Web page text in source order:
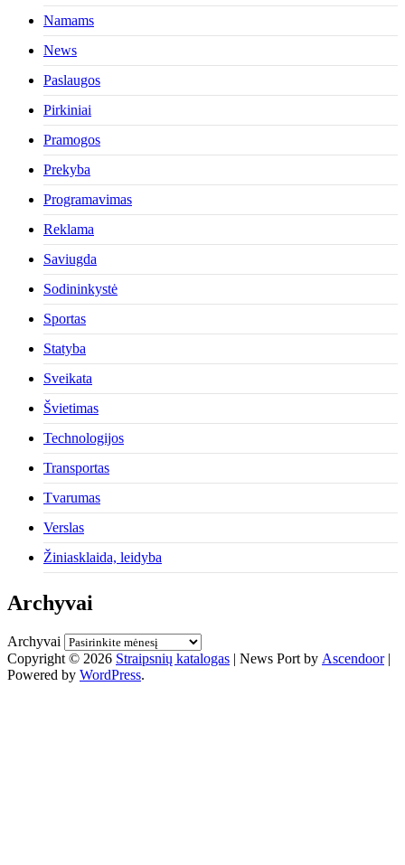
Namams
News
Paslaugos
Pirkiniai
Pramogos
Prekyba
Programavimas
Reklama
Saviugda
Sodininkystė
Sportas
Statyba
Sveikata
Švietimas
Technologijos
Transportas
Tvarumas
Verslas
Žiniasklaida, leidyba
Archyvai
Archyvai
Copyright © 2026 Straipsnių katalogas | News Port by Ascendoor|
Powered by WordPress.